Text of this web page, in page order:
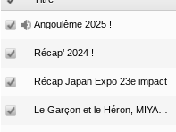
Angoulême 2025 !
Récap’ 2024 !
Récap Japan Expo 23e impact